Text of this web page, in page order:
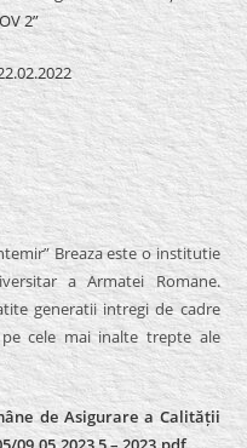
2”
Breaza este o institutie
a Armatei Romane.
generatii intregi de cadre
cele mai inalte trepte ale
de Asigurare a Calității